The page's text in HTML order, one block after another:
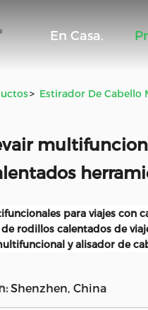
En Casa.
> Estirador De Cabello
para viajes con
rodillos calentados de
y alisador de
Shenzhen, China